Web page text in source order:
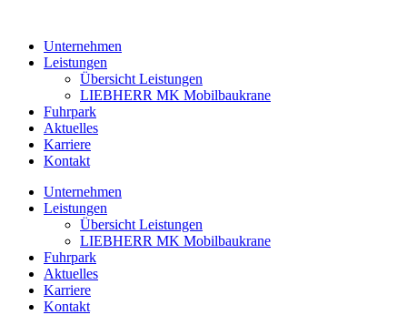
wechselnUnternehmen
Leistungen
Übersicht Leistungen
LIEBHERR MK Mobilbaukrane
Fuhrpark
Aktuelles
Karriere
Kontakt
Unternehmen
Leistungen
Übersicht Leistungen
LIEBHERR MK Mobilbaukrane
Fuhrpark
Aktuelles
Karriere
Kontakt